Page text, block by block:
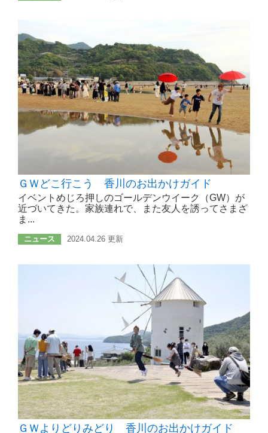
ＧＷどこ行こう 香川のお出かけガイド
イベントめじろ押しのゴールデンウイーク（GW）が
近づいてきた。家族連れで、また友人を誘ってさまざ
ま...
ニュース 2024.04.26 更新
ＧＷよりどりみどり 香川のお出かけガイド